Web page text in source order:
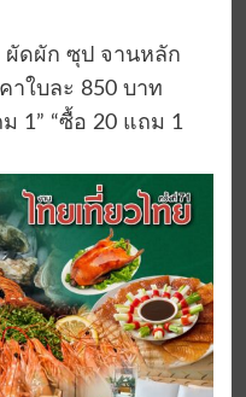
ผัดผัก ซุป จานหลัก
าใบละ 850 บาท
1” “ซื้อ 20 แถม 1